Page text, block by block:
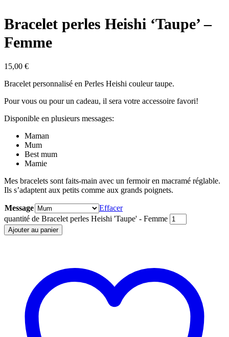
Bracelet perles Heishi ‘Taupe’ –
Femme
15,00 €
Bracelet personnalisé en Perles Heishi couleur taupe.
Pour vous ou pour un cadeau, il sera votre accessoire favori!
Disponible en plusieurs messages:
Maman
Mum
Best mum
Mamie
Mes bracelets sont faits-main avec un fermoir en macramé réglable.
Ils s’adaptent aux petits comme aux grands poignets.
Message
Effacer
quantité de Bracelet perles Heishi 'Taupe' - Femme
Ajouter au panier